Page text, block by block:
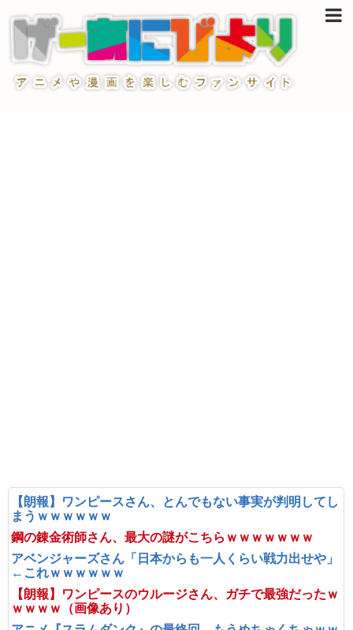
【朗報】ワンピースさん、とんでもない事実が判明してし
まうｗｗｗｗｗｗ
鋼の錬金術師さん、最大の謎がこちらｗｗｗｗｗｗｗ
アベンジャーズさん「日本からも一人くらい戦力出せや」
←これｗｗｗｗｗｗ
【朗報】ワンピースのウルージさん、ガチで最強だったｗ
ｗｗｗｗ（画像あり）